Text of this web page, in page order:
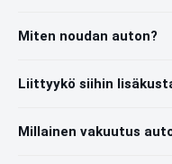
Miten noudan auton?
Liittyykö siihin
Millainen vakuutus